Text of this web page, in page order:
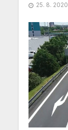
25. 8. 2020